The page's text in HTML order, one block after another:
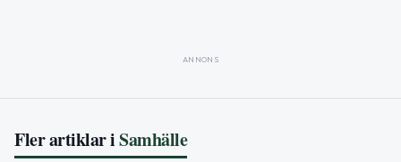
ANNONS
Fler artiklar iSamhälle